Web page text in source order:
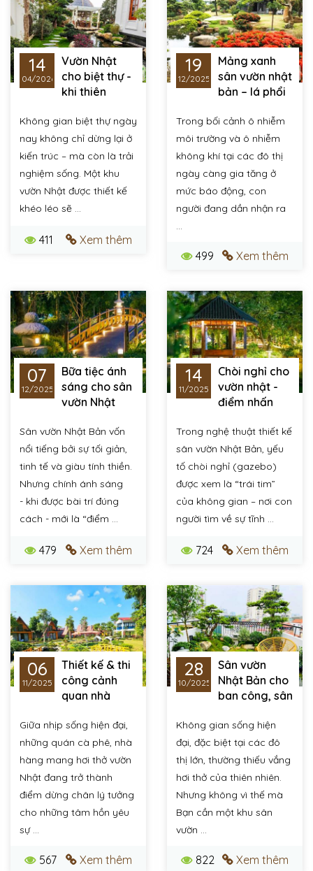
14
04/2026
Vườn Nhật
cho biệt thự -
khi thiên
thuật sống”
Không gian biệt thự ngày
nay không chỉ dừng lại ở
kiến trúc – mà còn là trải
nghiệm sống. Một khu
vườn Nhật được thiết kế
khéo léo sẽ ...
411 Xem thêm
19
12/2025
Mảng xanh
sân vườn nhật
bản – lá phổi
khỏe gia đình
Trong bối cảnh ô nhiễm
môi trường và ô nhiễm
không khí tại các đô thị
ngày càng gia tăng ở
mức báo động, con
người đang dần nhận ra
...
499 Xem thêm
07
12/2025
Bữa tiệc ánh
sáng cho sân
vườn Nhật
đánh thức vẻ đẹp
không gian sống
Sân vườn Nhật Bản vốn
nổi tiếng bởi sự tối giản,
tinh tế và giàu tính thiền.
Nhưng chính ánh sáng
- khi được bài trí đúng
cách - mới là “điểm ...
479 Xem thêm
14
11/2025
Chòi nghỉ cho
vườn nhật -
điểm nhấn
tinh tế
Trong nghệ thuật thiết kế
sân vườn Nhật Bản, yếu
tố chòi nghỉ (gazebo)
được xem là “trái tim”
của không gian – nơi con
người tìm về sự tĩnh ...
724 Xem thêm
06
11/2025
Thiết kế & thi
công cảnh
quan nhà
phong cách vườn
Nhật hiện đại
Giữa nhịp sống hiện đại,
những quán cà phê, nhà
hàng mang hơi thở vườn
Nhật đang trở thành
điểm dừng chân lý tưởng
cho những tâm hồn yêu
sự ...
567 Xem thêm
28
10/2025
Sân vườn
Nhật Bản cho
ban công, sân
thở thiên nhiên vào
không gian sống hiện
đại
Không gian sống hiện
đại, đặc biệt tại các đô
thị lớn, thường thiếu vắng
hơi thở của thiên nhiên.
Nhưng không vì thế mà
Bạn cần một khu sân
vườn ...
822 Xem thêm